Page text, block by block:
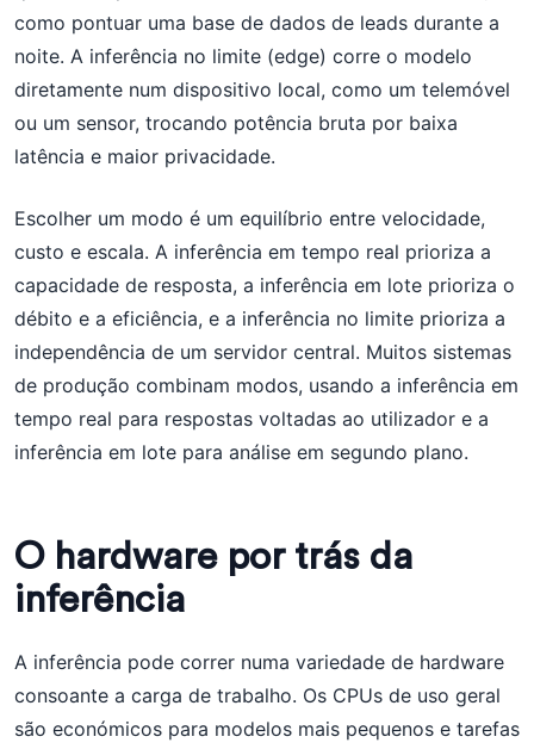
como pontuar uma base de dados de leads durante a
noite. A inferência no limite (edge) corre o modelo
diretamente num dispositivo local, como um telemóvel
ou um sensor, trocando potência bruta por baixa
latência e maior privacidade.
Escolher um modo é um equilíbrio entre velocidade,
custo e escala. A inferência em tempo real prioriza a
capacidade de resposta, a inferência em lote prioriza o
débito e a eficiência, e a inferência no limite prioriza a
independência de um servidor central. Muitos sistemas
de produção combinam modos, usando a inferência em
tempo real para respostas voltadas ao utilizador e a
inferência em lote para análise em segundo plano.
O hardware por trás da
inferência
A inferência pode correr numa variedade de hardware
consoante a carga de trabalho. Os CPUs de uso geral
são económicos para modelos mais pequenos e tarefas